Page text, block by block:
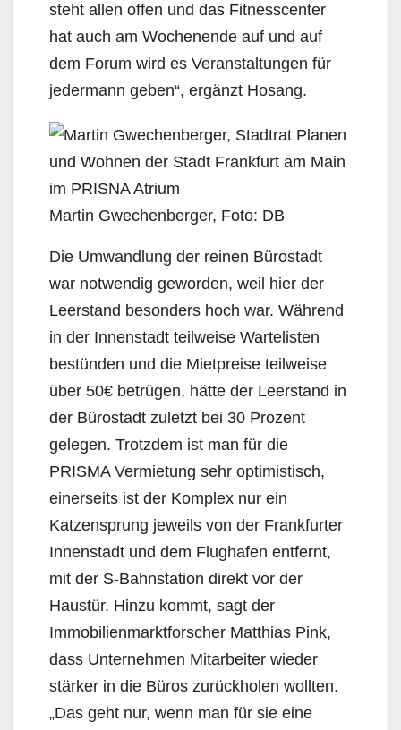
steht allen offen und das Fitnesscenter
hat auch am Wochenende auf und auf
dem Forum wird es Veranstaltungen für
jedermann geben“, ergänzt Hosang.
Martin Gwechenberger, Foto: DB
Die Umwandlung der reinen Bürostadt
war notwendig geworden, weil hier der
Leerstand besonders hoch war. Während
in der Innenstadt teilweise Wartelisten
bestünden und die Mietpreise teilweise
über 50€ betrügen, hätte der Leerstand in
der Bürostadt zuletzt bei 30 Prozent
gelegen. Trotzdem ist man für die
PRISMA Vermietung sehr optimistisch,
einerseits ist der Komplex nur ein
Katzensprung jeweils von der Frankfurter
Innenstadt und dem Flughafen entfernt,
mit der S-Bahnstation direkt vor der
Haustür. Hinzu kommt, sagt der
Immobilienmarktforscher Matthias Pink,
dass Unternehmen Mitarbeiter wieder
stärker in die Büros zurückholen wollten.
„Das geht nur, wenn man für sie eine